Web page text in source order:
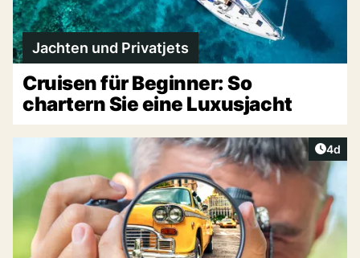
Jachten und Privatjets
Cruisen für Beginner: So
chartern Sie eine Luxusjacht
4d